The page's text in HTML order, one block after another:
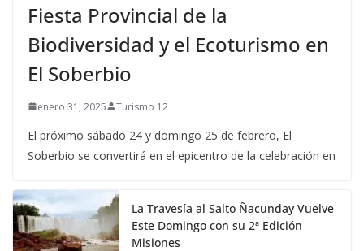
Fiesta Provincial de la
Biodiversidad y el Ecoturismo en
El Soberbio
enero 31, 2025 Turismo 12
El próximo sábado 24 y domingo 25 de febrero, El
Soberbio se convertirá en el epicentro de la celebración en
La Travesía al Salto Ñacunday Vuelve
Este Domingo con su 2ª Edición
Misiones